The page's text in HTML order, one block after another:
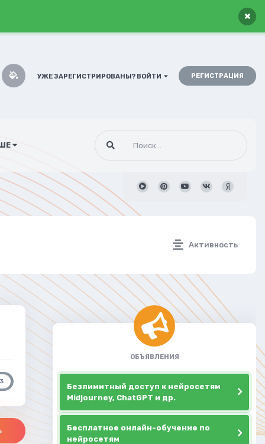
×
УЖЕ ЗАРЕГИСТРИРОВАНЫ? ВОЙТИ РЕГИСТРАЦИЯ
Активность
ОБЪЯВЛЕНИЯ
Безлимитный доступ к нейросетям
Midjourney, ChatGPT и др.
Бесплатное онлайн-обучение по
нейросетям